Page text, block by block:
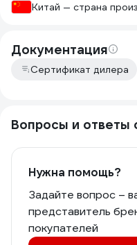
Китай — страна
Документация
Сертификат дилера
Вопросы и ответы
Нужна помощь?
Задайте вопрос –
представитель
покупателей